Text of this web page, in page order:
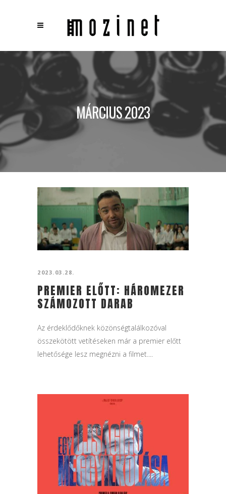
Keresés ×
MÁRCIUS 2023
2023.03.28.
PREMIER ELŐTT: HÁROMEZER
SZÁMOZOTT DARAB
Az érdeklődőknek közönségtalálkozóval
összekötött vetítéseken már a premier előtt
lehetősége lesz megnézni a filmet....